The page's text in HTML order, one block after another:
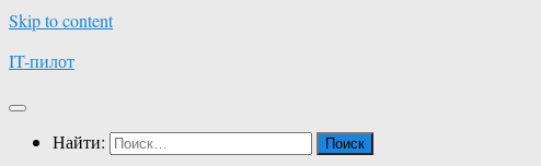
Skip to content
IT-пилот
Найти: